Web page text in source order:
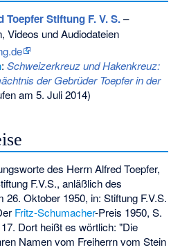
Toepfer Stiftung F. V. S.–
Videos und Audiodateien
: Schweizerkreuz und Hakenkreuz:
der Gebrüder Toepfer in der
am 5. Juli 2014)
des Herrn Alfred Toepfer,
F.V.S., anläßlich des
26. Oktober 1950, in: Stiftung F.V.S.
Fritz-Schumacher-Preis 1950, S.
Dort heißt es wörtlich: "Die
Namen vom Freiherrn vom Stein